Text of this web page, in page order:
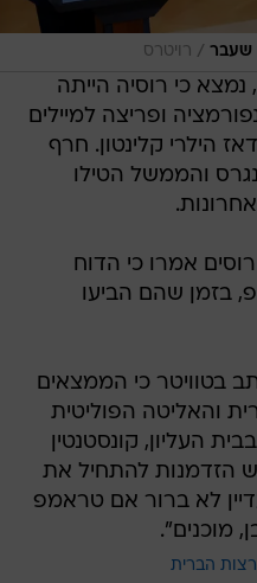
שעבר / רויטרס
כי רוסיה הייתה
ופריצה למיילים
הילרי קלינטון. חרף
והממשל הטילו
אמרו כי הדוח
בזמן שהם הביעו
בטוויטר כי הממצאים
והאליטה הפוליטית
העליון, קונסטנטין
הזדמנות להתחיל את
לא ברור אם טראמפ
מוכנים".
הברית